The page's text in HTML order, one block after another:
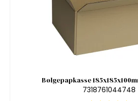
Bølgepapkasse
7318761044748